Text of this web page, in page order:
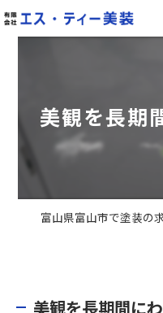
美観を長期
美観を長期間に